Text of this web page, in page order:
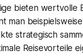
bieten wertvolle
man
strategisch
Reisevorteile